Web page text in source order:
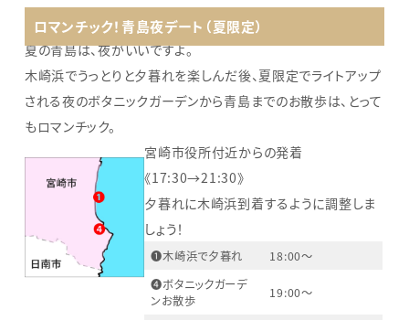
ロマンチック！青島夜デート（夏限定）
夏の青島は、夜がいいですよ。
木崎浜でうっとりと夕暮れを楽しんだ後、夏限定でライトアップ
される夜のボタニックガーデンから青島までのお散歩は、とって
もロマンチック。
宮崎市役所付近からの発着
《17:30→21:30》
夕暮れに木崎浜到着するように調整しま
しょう！
❶木崎浜で夕暮れ
18:00～
❹ボタニックガーデ
ンお散歩
19:00～